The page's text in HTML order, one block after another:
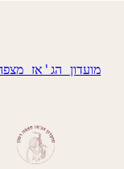
הג'אז מצפה רמון